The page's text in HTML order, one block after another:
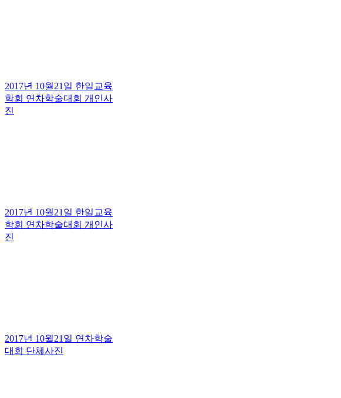
2017년 10월21일 한일교육
학회 연차학술대회 개인사
진
2017년 10월21일 한일교육
학회 연차학술대회 개인사
진
2017년 10월21일 연차학술
대회 단체사진